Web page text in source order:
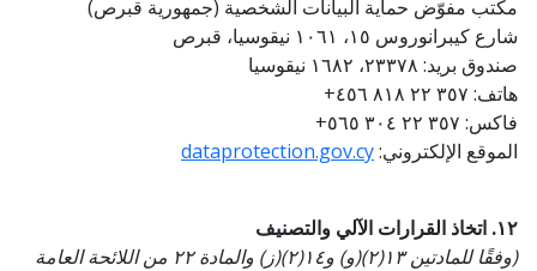
مكتب مفوّض حماية البيانات الشخصية (جمهورية قبرص)
شارع كيبرانوروس ١٥، ١٠٦١ نيقوسيا، قبرص
صندوق بريد: ٢٣٣٧٨، ١٦٨٢ نيقوسيا
هاتف: +٣٥٧ ٢٢ ٨١٨ ٤٥٦
فاكس: +٣٥٧ ٢٢ ٣٠٤ ٥٦٥
الموقع الإلكتروني:dataprotection.gov.cy
١٢. اتخاذ القرارات الآلي والتصنيف
(وفقًا للمادتين ١٣(٢)(و) و١٤(٢)(ز) والمادة ٢٢ من اللائحة العامة